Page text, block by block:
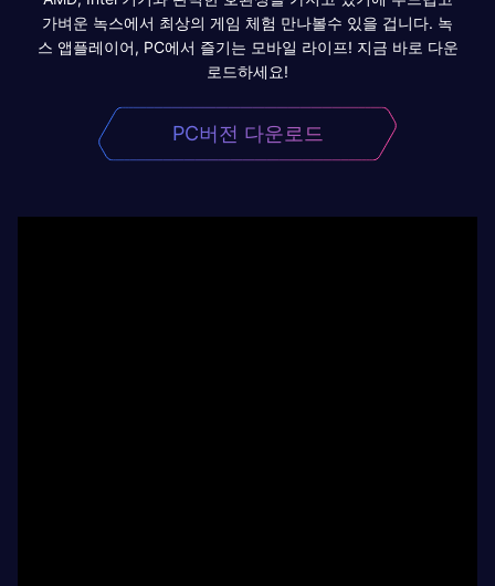
가벼운 녹스에서 최상의 게임 체험 만나볼수 있을 겁니다. 녹
스 앱플레이어, PC에서 즐기는 모바일 라이프! 지금 바로 다운
로드하세요!
PC버전 다운로드